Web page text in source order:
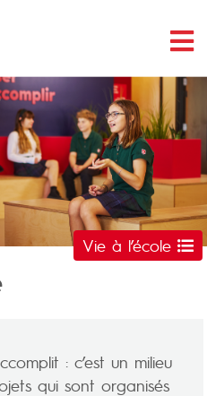
Vie à l’école
: c’est un milieu
qui sont organisés